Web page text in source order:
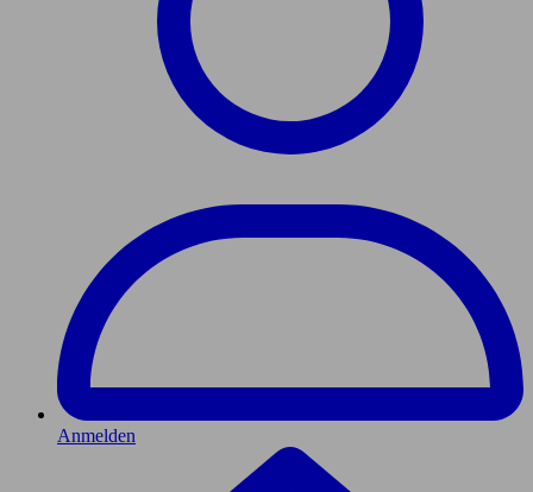
Anmelden